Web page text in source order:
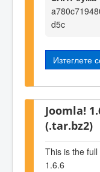
d5c
Изтеглете
Joomla!
(.tar.bz2)
This is the
1.6.6